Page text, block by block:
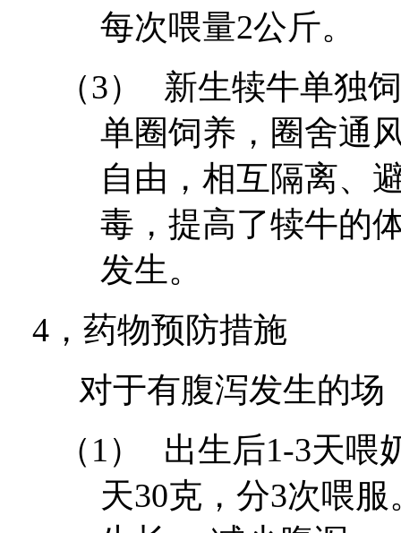
每次喂量2公斤。
（3）
新生犊牛单独
单圈饲养，圈舍通
自由，相互隔离、
毒，提高了犊牛的
发生。
4， 药物预防措施
对于有腹泻发生的场
（1）
出生后1-3天喂
天30克，分3次喂服